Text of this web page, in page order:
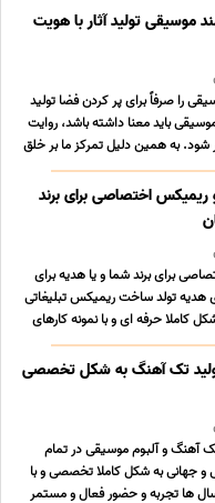
خودتان ... ...
موسیقی تولید آثار با هویت
را صرفاً برای پر کردن فضا تولید
باید معنا داشته باشد، روایت
به همین دلیل تمرکز ما بر خلق
آثاری که فراتر از جریان های
اختصاصی برای برند
برای برند شما و یا هدیه برای
هدیه تولد ساخت ریمیکس تبلیغاتی
حرفه ای و با نمونه کارهای
یا محصول و بهترین هدیه برای کسی
تک آهنگ به شکل تخصصی
آهنگ و آلبوم موسیقی در تمام
و جهانی به شکل کاملا تخصصی و با
ها تجربه و حضور فعال و مستمر